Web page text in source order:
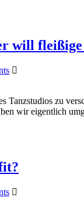
will
Tanzstudios zu
wir eigentlich